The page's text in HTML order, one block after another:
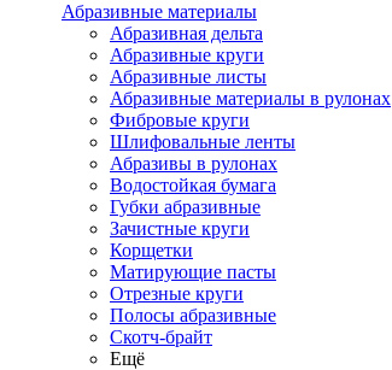
Абразивные материалы
Абразивная дельта
Абразивные круги
Абразивные листы
Абразивные материалы в рулонах
Фибровые круги
Шлифовальные ленты
Абразивы в рулонах
Водостойкая бумага
Губки абразивные
Зачистные круги
Корщетки
Матирующие пасты
Отрезные круги
Полосы абразивные
Скотч-брайт
Ещё